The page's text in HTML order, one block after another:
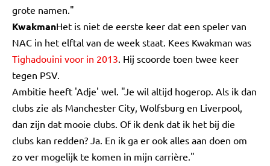
grote namen."
KwakmanHet is niet de eerste keer dat een speler van
NAC in het elftal van de week staat. Kees Kwakman was
Tighadouini voor in 2013. Hij scoorde toen twee keer
tegen PSV.
Ambitie heeft 'Adje' wel. "Je wil altijd hogerop. Als ik dan
clubs zie als Manchester City, Wolfsburg en Liverpool,
dan zijn dat mooie clubs. Of ik denk dat ik het bij die
clubs kan redden? Ja. En ik ga er ook alles aan doen om
zo ver mogelijk te komen in mijn carrière."